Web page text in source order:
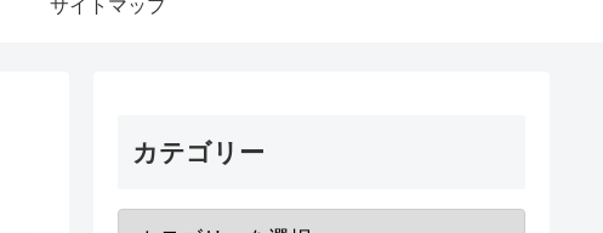
サイトマップ
カテゴリー